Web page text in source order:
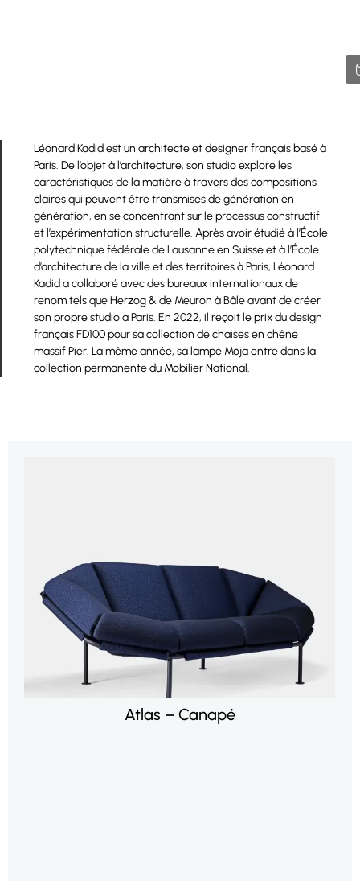
Léonard Kadid est un architecte et designer français basé à
Paris. De l’objet à l’architecture, son studio explore les
caractéristiques de la matière à travers des compositions
claires qui peuvent être transmises de génération en
génération, en se concentrant sur le processus constructif
et l’expérimentation structurelle. Après avoir étudié à l’École
polytechnique fédérale de Lausanne en Suisse et à l’École
d’architecture de la ville et des territoires à Paris, Léonard
Kadid a collaboré avec des bureaux internationaux de
renom tels que Herzog & de Meuron à Bâle avant de créer
son propre studio à Paris. En 2022, il reçoit le prix du design
français FD100 pour sa collection de chaises en chêne
massif Pier. La même année, sa lampe Möja entre dans la
collection permanente du Mobilier National.
Atlas – Canapé